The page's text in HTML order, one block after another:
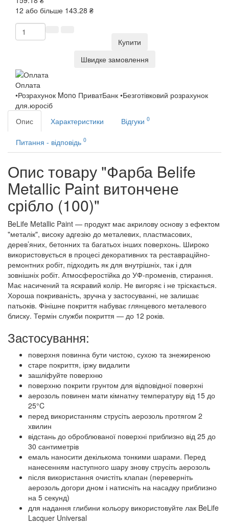
12 або більше 143.28 ₴
Купити
Швидке замовлення
Оплата
•Розрахунок Mono ПриватБанк •Безготівковий розрахунок
для.юросіб
Опис
Характеристики Відгуки 0
Питання - відповідь 0
Опис товару "Фарба Belife
Metallic Paint витончене
срібло (100)"
BeLife Metallic Paint — продукт має акрилову основу з ефектом
"металік", високу адгезію до металевих, пластмасових,
дерев’яних, бетонних та багатьох інших поверхонь. Широко
використовується в процесі декоративних та реставраційно-
ремонтних робіт, підходить як для внутрішніх, так і для
зовнішніх робіт. Атмосферостійка до УФ-променів, стирання.
Має насичений та яскравий колір. Не вигоряє і не тріскається.
Хороша покриваність, зручна у застосуванні, не залишає
патьоків. Фінішне покриття набуває глянцевого металевого
блиску. Термін служби покриття — до 12 років.
Застосування:
поверхня повинна бути чистою, сухою та знежиреною
старе покриття, іржу видалити
зашліфуйте поверхню
поверхню покрити грунтом для відповідної поверхні
аерозоль повинен мати кімнатну температуру від 15 до
25°C
перед використанням струсіть аерозоль протягом 2
хвилин
відстань до оброблюваної поверхні приблизно від 25 до
30 сантиметрів
емаль наносити декількома тонкими шарами. Перед
нанесенням наступного шару знову струсіть аерозоль
після використання очистіть клапан (переверніть
аерозоль догори дном і натисніть на насадку приблизно
на 5 секунд)
для надання глибини кольору використовуйте лак BeLife
Lacquer Universal